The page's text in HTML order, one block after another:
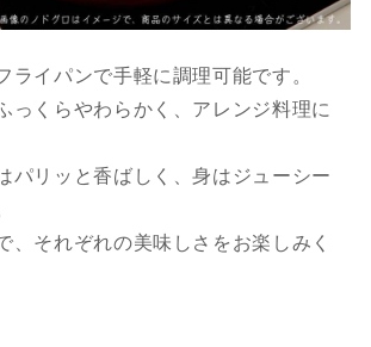
ライパンで手軽に調理可能です。
っくらやわらかく、アレンジ料理に
パリッと香ばしく、身はジューシー
、それぞれの美味しさをお楽しみく